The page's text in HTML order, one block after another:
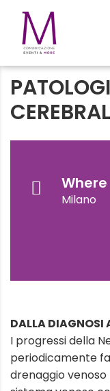
Where
Milano
DALLA DIAGNOSI
I progressi della
periodicamente
drenaggio